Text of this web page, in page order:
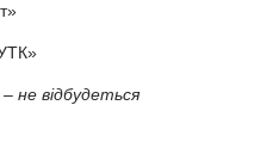
– не відбудеться